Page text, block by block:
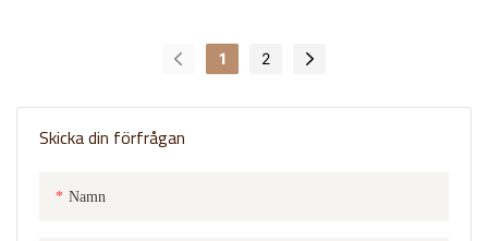
Skicka din förfrågan
Namn
1 2